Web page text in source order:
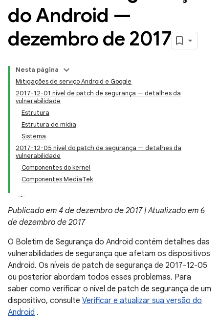
do Android —
dezembro de 2017
Nesta página
Mitigações de serviço Android e Google
2017-12-01 nível de patch de segurança — detalhes da
vulnerabilidade
Estrutura
Estrutura de mídia
Sistema
2017-12-05 nível do patch de segurança — detalhes da
vulnerabilidade
Componentes do kernel
Componentes MediaTek
Publicado em 4 de dezembro de 2017 | Atualizado em 6
de dezembro de 2017
O Boletim de Segurança do Android contém detalhes das
vulnerabilidades de segurança que afetam os dispositivos
Android. Os níveis de patch de segurança de 2017-12-05
ou posterior abordam todos esses problemas. Para
saber como verificar o nível de patch de segurança de um
dispositivo, consulte Verificar e atualizar sua versão do
Android .